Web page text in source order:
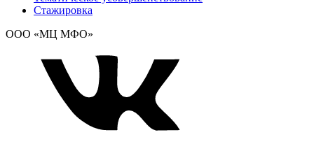
Стажировка
ООО «МЦ МФО»